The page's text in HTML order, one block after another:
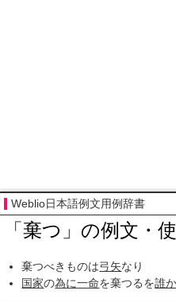
Weblio日本語例文用例辞書
「棄つ」の例文・
棄つべきものは弓矢なり
国家の為に一命を棄つるを誰か